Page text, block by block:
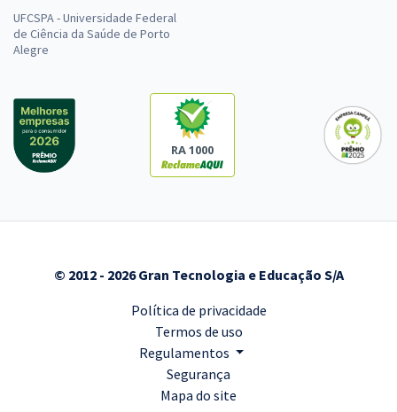
UFCSPA - Universidade Federal
de Ciência da Saúde de Porto
Alegre
RA 1000
© 2012 - 2026 Gran Tecnologia e Educação S/A
Política de privacidade
Termos de uso
Regulamentos
Segurança
Mapa do site